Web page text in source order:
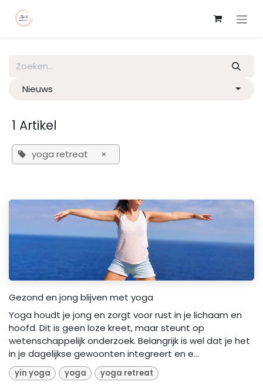
Nieuws
1 Artikel
yoga retreat ×
Gezond en jong blijven met yoga
Yoga houdt je jong en zorgt voor rust in je lichaam en
hoofd. Dit is geen loze kreet, maar steunt op
wetenschappelijk onderzoek. Belangrijk is wel dat je het
in je dagelijkse gewoonten integreert en e...
yin yoga yoga yoga retreat